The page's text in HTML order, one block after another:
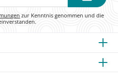
zur Kenntnis genommen und die